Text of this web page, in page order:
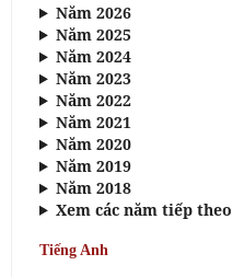
Năm 2026
Năm 2025
Năm 2024
Năm 2023
Năm 2022
Năm 2021
Năm 2020
Năm 2019
Năm 2018
Xem các năm tiếp theo
Tiếng Anh